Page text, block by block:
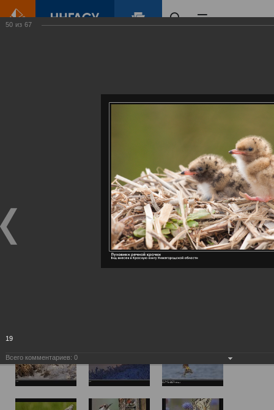
50 из 67
19
Всего комментариев: 0